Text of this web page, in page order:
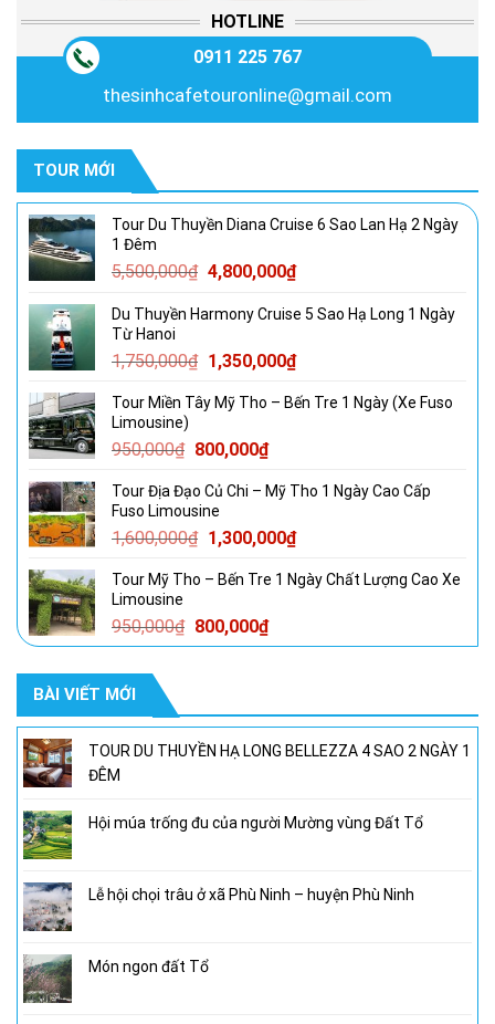
HOTLINE
0911 225 767
thesinhcafetouronline@gmail.com
TOUR MỚI
Tour Du Thuyền Diana Cruise 6 Sao Lan Hạ 2 Ngày
1 Đêm
5,500,000₫ Giá
là:
4,800,000₫Giá
tại
4,800,000₫.
Du Thuyền Harmony Cruise 5 Sao Hạ Long 1 Ngày
Từ Hanoi
1,750,000₫ Giá
là:
1,350,000₫Giá
tại
Tour Miền Tây Mỹ Tho – Bến Tre 1 Ngày (Xe Fuso
Limousine)
950,000₫ Giá
là:
950,000₫.
800,000₫Giá
tại
800,000₫.
Tour Địa Đạo Củ Chi – Mỹ Tho 1 Ngày Cao Cấp
Fuso Limousine
1,600,000₫ Giá
là:
1,300,000₫Giá
tại
Tour Mỹ Tho – Bến Tre 1 Ngày Chất Lượng Cao Xe
Limousine
950,000₫ Giá
gốc
800,000₫Giá
hiện
800,000₫.
BÀI VIẾT MỚI
TOUR DU THUYỀN HẠ LONG BELLEZZA 4 SAO 2 NGÀY 1
ĐÊM
Hội múa trống đu của người Mường vùng Đất Tổ
Lễ hội chọi trâu ở xã Phù Ninh – huyện Phù Ninh
Món ngon đất Tổ